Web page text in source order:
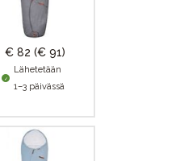
€ 82 (€ 91)
Lähetetään
1–3 päivässä